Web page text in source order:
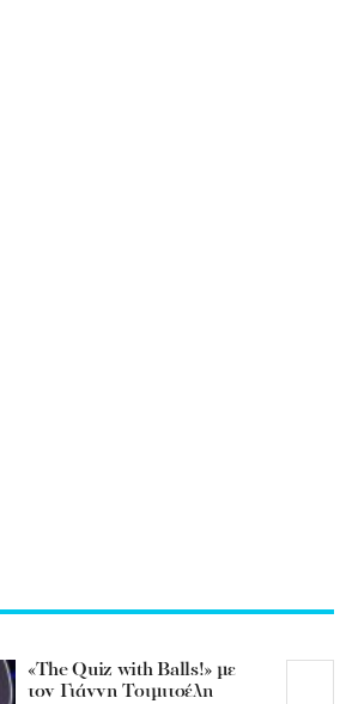
«The Quiz with Balls!» με
τον Γιάννη Τσιμιτσέλη